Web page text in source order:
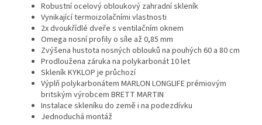
Robustní ocelový obloukový zahradní skleník
Vynikající termoizolačními vlastnosti
2x dvoukřídlé dveře s ventilačním oknem
Omega nosní profily o síle až 0,85 mm
Zvýšena hustota nosných oblouků na pouhých 60 a 80 cm
Prodloužena záruka na polykarbonát 10 let
Skleník KYKLOP je průchozí
Výplň polykarbonátem MARLON LONGLIFE prémiovým
britským výrobcem BRETT MARTIN
Instalace skleníku do země i na podezdívku
Jednoduchá montáž